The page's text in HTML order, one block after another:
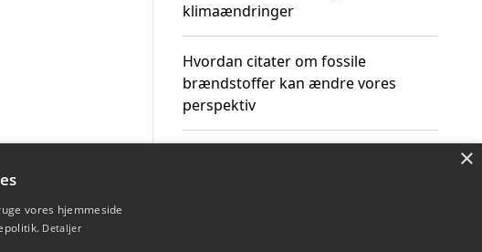
klimaændringer
Hvordan citater om fossile
brændstoffer kan ændre vores
perspektiv
×
vores hjemmeside
Detaljer